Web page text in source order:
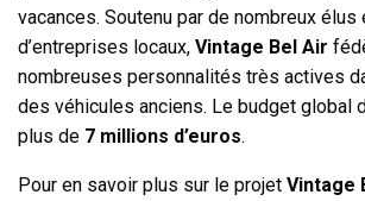
vacances. Soutenu par de nombreux élus
d’entreprises locaux,Vintage Bel Air
nombreuses personnalités très actives
des véhicules anciens. Le budget global
plus de 7 millions d’euros.
Pour en savoir plus sur le projetVintage